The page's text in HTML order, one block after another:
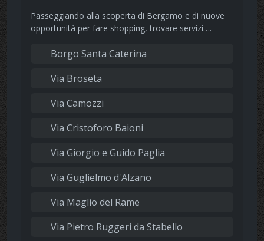
Passeggiando alla scoperta di Bergamo e di nuove
opportunità per fare shopping, trovare servizi….
Borgo Santa Caterina
Via Broseta
Via Camozzi
Via Cristoforo Baioni
Via Giorgio e Guido Paglia
Via Guglielmo d'Alzano
Via Maglio del Rame
Via Pietro Ruggeri da Stabello